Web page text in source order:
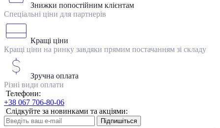
Знижки попостійним клієнтам
Спеціальні ціни для партнерів
Кращі ціни
Кращі ціни на ринку завдяки прямим постачанням зі складу
Зручна оплата
Різні види оплати
Телефони:
+38 067 706-80-06
Слідкуйте за новинками та акціями:
Підпишіться